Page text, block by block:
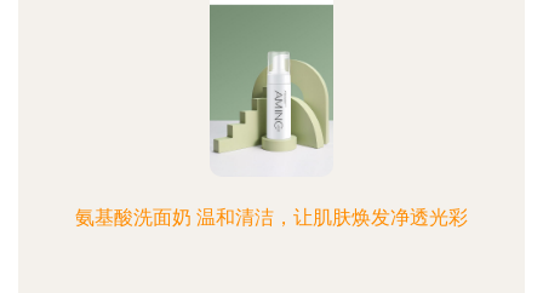
氨基酸洗面奶 温和清洁，让肌肤焕发净透光彩